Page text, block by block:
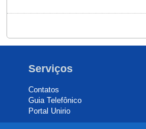
Serviços
Contatos
Guia Telefônico
Portal Unirio